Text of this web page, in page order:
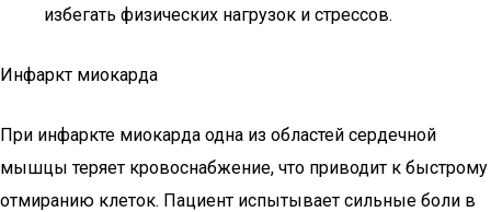
избегать физических нагрузок и стрессов.
Инфаркт миокарда
При инфаркте миокарда одна из областей сердечной
мышцы теряет кровоснабжение, что приводит к быстрому
отмиранию клеток. Пациент испытывает сильные боли в